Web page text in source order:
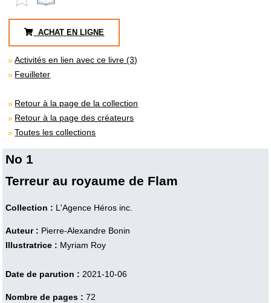
ACHAT EN LIGNE
Activités en lien avec ce livre (3)
Feuilleter
Retour à la page de la collection
Retour à la page des créateurs
Toutes les collections
No 1
Terreur au royaume de Flam
Collection : L'Agence Héros inc.
Auteur : Pierre-Alexandre Bonin
Illustratrice : Myriam Roy
Date de parution : 2021-10-06
Nombre de pages : 72